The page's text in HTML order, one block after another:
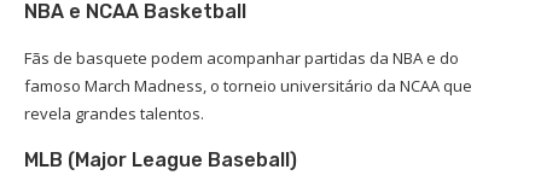
NBA e NCAA Basketball
Fãs de basquete podem acompanhar partidas da NBA e do
famoso March Madness, o torneio universitário da NCAA que
revela grandes talentos.
MLB (Major League Baseball)